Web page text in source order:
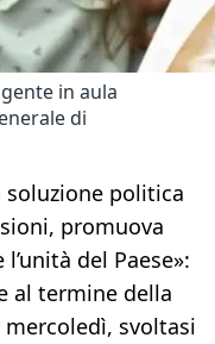
in aula
di
soluzione politica
promuova
del Paese»:
al termine della
svoltasi